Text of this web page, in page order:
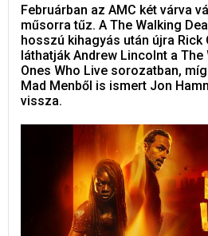
Februárban az AMC két várva
műsorra tűz. A The Walking
hosszú kihagyás után újra Rick
láthatják Andrew Lincolnt a The
Ones Who Live sorozatban,
Mad Menből is ismert Jon
vissza.